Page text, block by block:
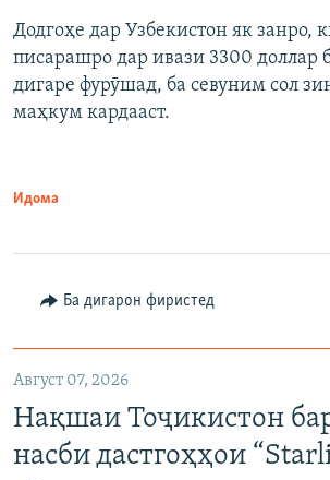
Додгоҳе дар Узбекистон як занро,
писарашро дар ивази 3300 доллар
дигаре фурӯшад, ба севуним сол
маҳкум кардааст.
Идома
Ба дигарон фиристед
Август 07, 2026
Нақшаи Тоҷикистон
насби дастгоҳҳои